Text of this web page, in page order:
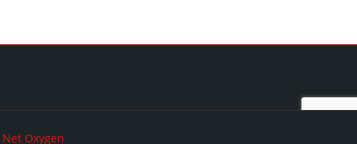
Net Oxygen